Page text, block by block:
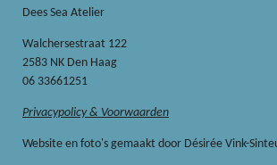
Dees Sea Atelier
Walchersestraat 122
2583 NK Den Haag
06 33661251
Privacypolicy & Voorwaarden
Website en foto's gemaakt door Désirée Vink-